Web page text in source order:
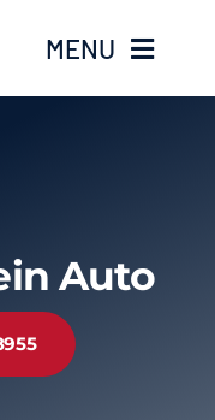
MENU
Auto